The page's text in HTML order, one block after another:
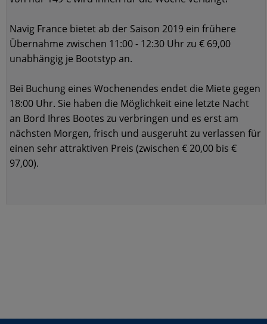
Navig France bietet ab der Saison 2019 ein frühere
Übernahme zwischen 11:00 - 12:30 Uhr zu € 69,00
unabhängig je Bootstyp an.
Bei Buchung eines Wochenendes endet die Miete gegen
18:00 Uhr. Sie haben die Möglichkeit eine letzte Nacht
an Bord Ihres Bootes zu verbringen und es erst am
nächsten Morgen, frisch und ausgeruht zu verlassen für
einen sehr attraktiven Preis (zwischen € 20,00 bis €
97,00).